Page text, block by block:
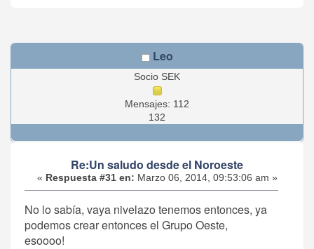
Leo
Socio SEK
Mensajes: 112
132
Re:Un saludo desde el Noroeste
« Respuesta #31 en: Marzo 06, 2014, 09:53:06 am »
No lo sabía, vaya nivelazo tenemos entonces, ya
podemos crear entonces el Grupo Oeste,
esoooo!